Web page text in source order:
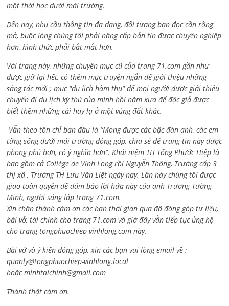
một thời học dưới mái trường.
Đến nay, nhu cầu thông tin đa dạng, đối tượng bạn đọc cần rộng
mở, buộc lòng chúng tôi phải nâng cấp bản tin được chuyên nghiệp
hơn, hình thức phải bắt mắt hơn.
Với trang này, những chuyên mục cũ của trang 71.com gần như
được giữ lại hết, có thêm mục truyện ngắn để giới thiệu những
sáng tác mới ; mục “du lịch hàm thụ” để mọi người được giới thiệu
chuyến đi du lịch kỳ thú của mình hồi năm xưa để độc giả được
biết thêm những cái hay lạ ở một vùng đất khác.
Vẫn theo tôn chỉ ban đầu là “Mong được các bậc đàn anh, các em
từng sống dưới mái trường đóng góp, chia sẻ để trang tin này được
phong phú hơn, có ý nghĩa hơn”. Khái niệm TH Tống Phước Hiệp là
bao gồm cả Collège de Vinh Long rồi Nguyễn Thông, Trường cấp 3
thị xã , Trường TH Lưu Văn Liệt ngày nay. Lần này chúng tôi được
giao toàn quyền để đảm bảo lời hứa này của anh Trương Tường
Minh, người sáng lập trang 71.com.
Xin chân thành cám ơn các bạn thời gian qua đã đóng góp tư liệu,
bài vở, tài chính cho trang 71.com và giờ đây vẫn tiếp tục ủng hộ
cho trang tongphuochiep-vinhlong.com này.
Bài vở và ý kiến đóng góp, xin các bạn vui lòng email về :
quanly@tongphuochiep-vinhlong.local
hoặcminhtaichinh@gmail.com
Thành thật cám ơn.